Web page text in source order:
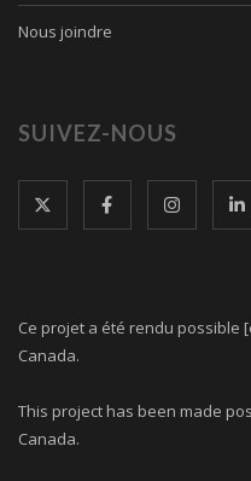
Nous joindre
SUIVEZ-NOUS
Ce projet a été rendu possible
Canada.
This project has been made
Canada.